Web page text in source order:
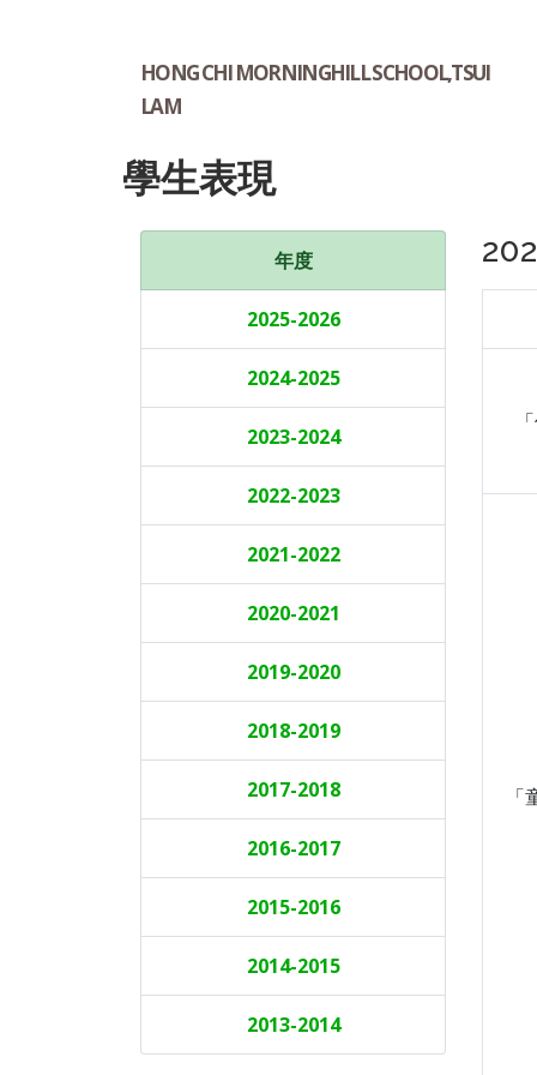
HONG CHI MORNINGHILL SCHOOL,TSUI
LAM
學生表現
年度
2025-2026
2024-2025
2023-2024
2022-2023
2021-2022
2020-2021
2019-2020
2018-2019
2017-2018
2016-2017
2015-2016
2014-2015
2013-2014